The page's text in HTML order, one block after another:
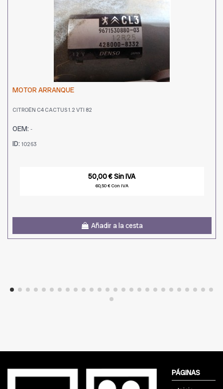
MOTOR ARRANQUE
CITROËN C4 CACTUS 1.2 VTI 82
OEM: -
ID: 10263
50,00 € Sin IVA
60,50 € Con IVA
Añadir a la cesta
PÁGINAS